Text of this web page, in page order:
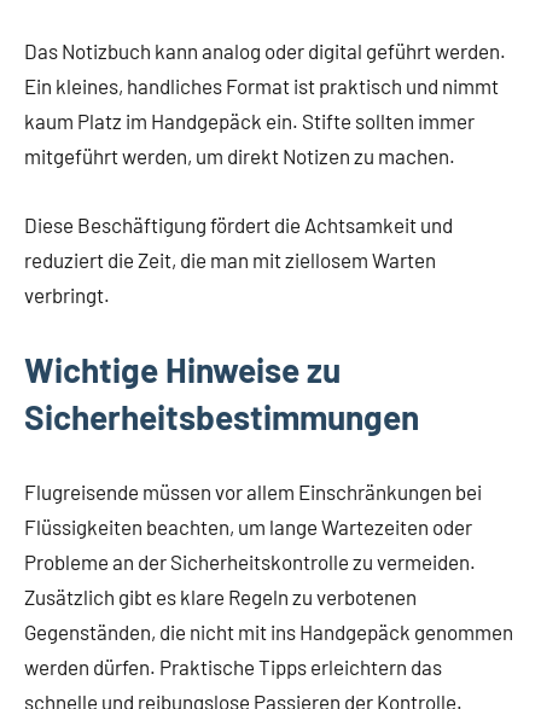
Das Notizbuch kann analog oder digital geführt werden.
Ein kleines, handliches Format ist praktisch und nimmt
kaum Platz im Handgepäck ein. Stifte sollten immer
mitgeführt werden, um direkt Notizen zu machen.
Diese Beschäftigung fördert die Achtsamkeit und
reduziert die Zeit, die man mit ziellosem Warten
verbringt.
Wichtige Hinweise zu
Sicherheitsbestimmungen
Flugreisende müssen vor allem Einschränkungen bei
Flüssigkeiten beachten, um lange Wartezeiten oder
Probleme an der Sicherheitskontrolle zu vermeiden.
Zusätzlich gibt es klare Regeln zu verbotenen
Gegenständen, die nicht mit ins Handgepäck genommen
werden dürfen. Praktische Tipps erleichtern das
schnelle und reibungslose Passieren der Kontrolle.